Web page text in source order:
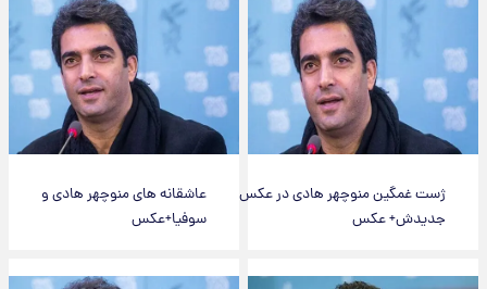
ژست غمگین منوچهر هادی در عکس
جدیدش+ عکس
عاشقانه های منوچهر هادی و
سوفیا+عکس